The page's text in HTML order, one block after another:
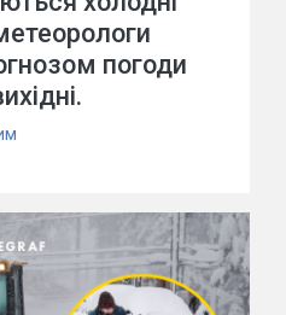
погоди